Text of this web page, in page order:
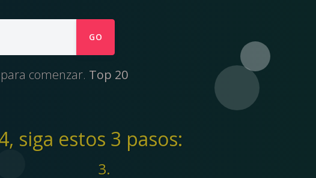
GO
comenzar. Top 20
siga estos 3 pasos:
3.